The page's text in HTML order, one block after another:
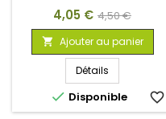
Prix
4,05 € Prix
de
base
4,50 €
 Ajouter au panier
Détails
 Disponible favorite_border